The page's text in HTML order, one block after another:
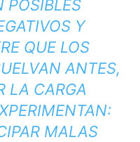
POSIBLES
Y
QUE LOS
ANTES,
LA CARGA
MALAS